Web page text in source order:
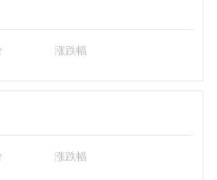
涨跌幅
涨跌幅